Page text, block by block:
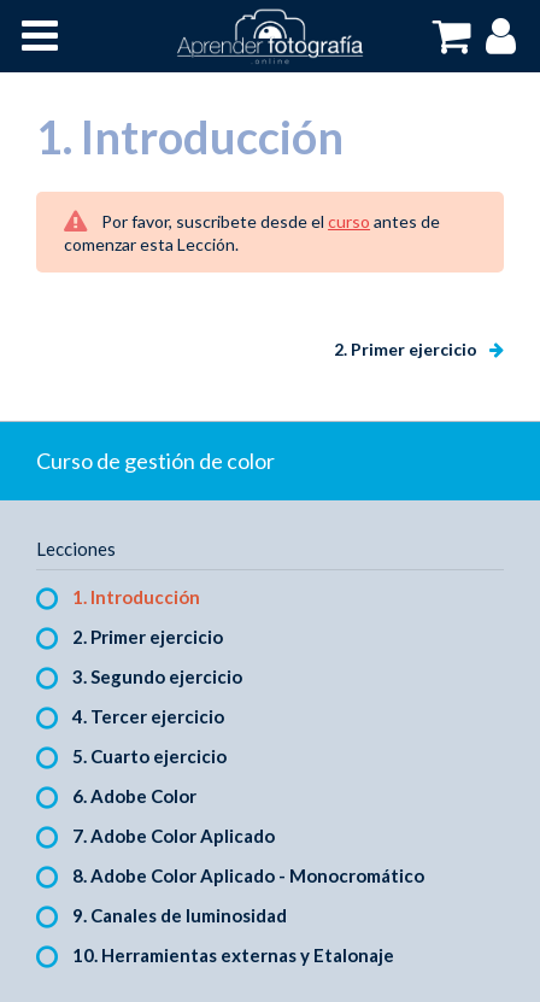
1. Introducción
Por favor, suscribete desde elcurso antes de
comenzar esta Lección.
2. Primer ejercicio
Curso de gestión de color
Lecciones
1. Introducción
2. Primer ejercicio
3. Segundo ejercicio
4. Tercer ejercicio
5. Cuarto ejercicio
6. Adobe Color
7. Adobe Color Aplicado
8. Adobe Color Aplicado - Monocromático
9. Canales de luminosidad
10. Herramientas externas y Etalonaje